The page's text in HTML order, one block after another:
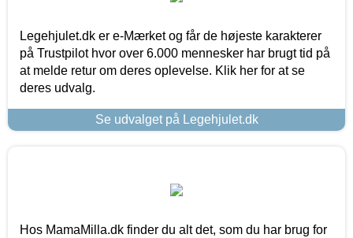
Legehjulet.dk er e-Mærket og får de højeste karakterer
på Trustpilot hvor over 6.000 mennesker har brugt tid på
at melde retur om deres oplevelse. Klik her for at se
deres udvalg.
Se udvalget på Legehjulet.dk
Hos MamaMilla.dk finder du alt det, som du har brug for